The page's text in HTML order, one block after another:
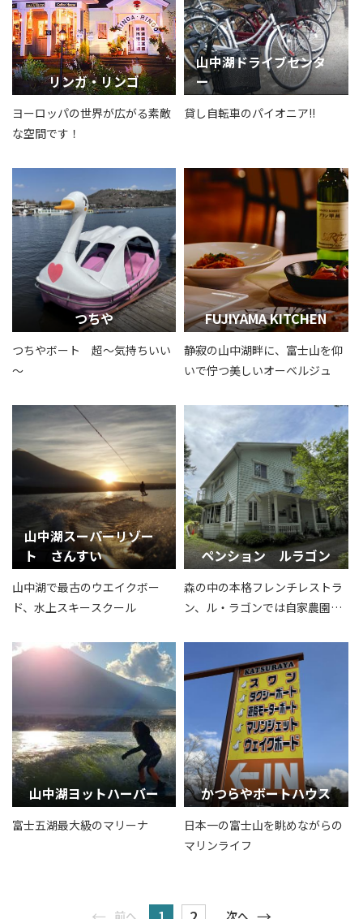
リンガ・リンゴ
ヨーロッパの世界が広がる素敵
な空間です！
山中湖ドライブセンタ
ー
貸し自転車のパイオニア!!
つちや
つちやボート 超～気持ちいい
～
FUJIYAMA KITCHEN
静寂の山中湖畔に、富士山を仰
いで佇つ美しいオーベルジュ
山中湖スーパーリゾー
ト さんすい
山中湖で最古のウエイクボー
ド、水上スキースクール
ペンション ルラゴン
森の中の本格フレンチレストラ
ン、ル・ラゴンでは自家農園で
山梨県産の地元食材をふんだん
に使用した至高のフレンチをご
堪能いただけます。
山中湖ヨットハーバー
富士五湖最大級のマリーナ
かつらやボートハウス
日本一の富士山を眺めながらの
マリンライフ